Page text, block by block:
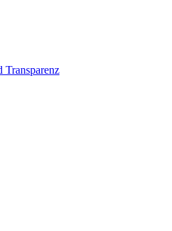
Transparenz